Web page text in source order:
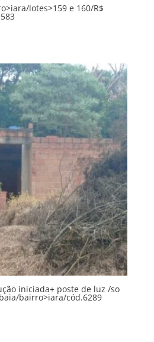
lotes>159 e 160/R$
iniciada+ poste de luz /so
bairro>iara/cód.6289